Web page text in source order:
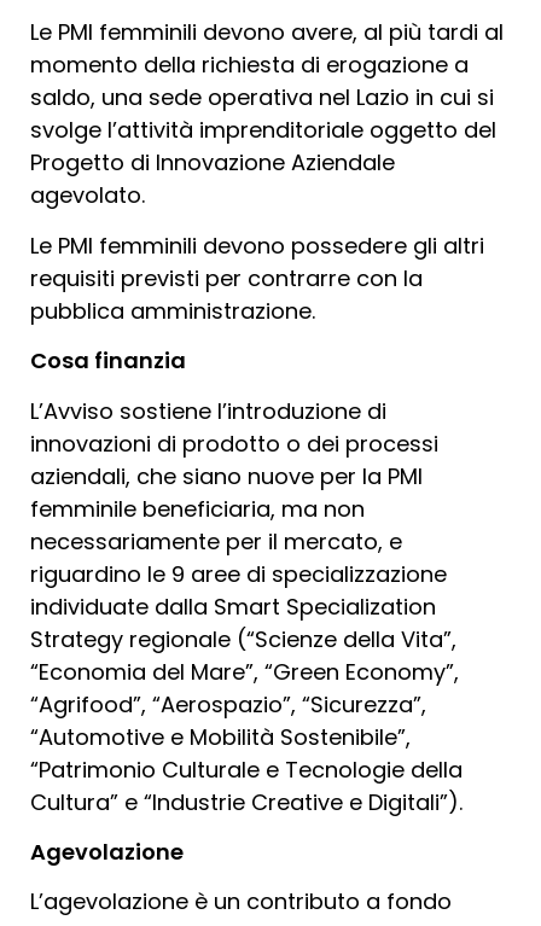
Le PMI femminili devono avere, al più tardi al
momento della richiesta di erogazione a
saldo, una sede operativa nel Lazio in cui si
svolge l’attività imprenditoriale oggetto del
Progetto di Innovazione Aziendale
agevolato.
Le PMI femminili devono possedere gli altri
requisiti previsti per contrarre con la
pubblica amministrazione.
Cosa finanzia
L’Avviso sostiene l’introduzione di
innovazioni di prodotto o dei processi
aziendali, che siano nuove per la PMI
femminile beneficiaria, ma non
necessariamente per il mercato, e
riguardino le 9 aree di specializzazione
individuate dalla Smart Specialization
Strategy regionale (“Scienze della Vita”,
“Economia del Mare”, “Green Economy”,
“Agrifood”, “Aerospazio”, “Sicurezza”,
“Automotive e Mobilità Sostenibile”,
“Patrimonio Culturale e Tecnologie della
Cultura” e “Industrie Creative e Digitali”).
Agevolazione
L’agevolazione è un contributo a fondo